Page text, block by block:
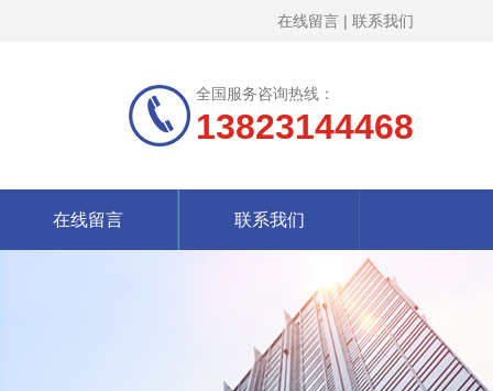
在线留言 | 联系我们
全国服务咨询热线：
13823144468
在线留言 联系我们